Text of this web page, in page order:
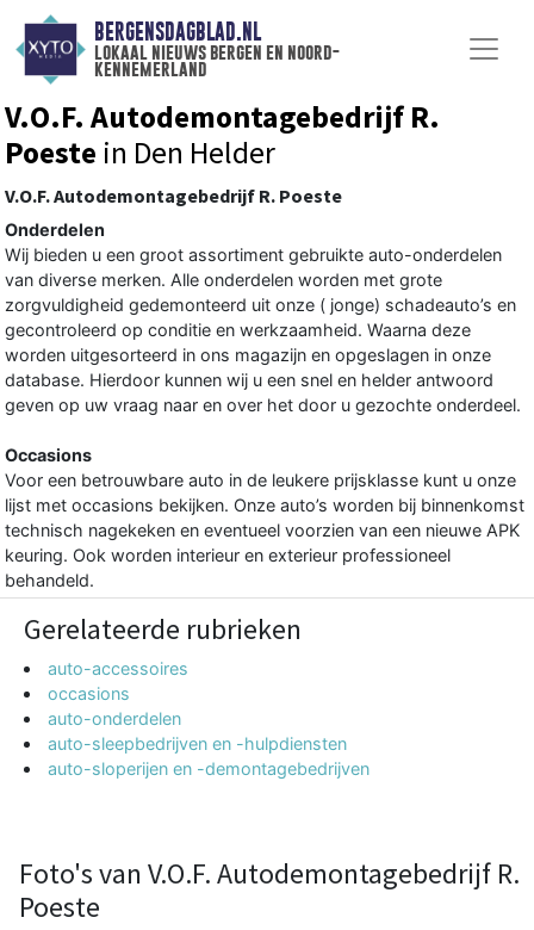
BERGENSDAGBLAD.NL
lokaal nieuws bergen en noord-
kennemerland
V.O.F. Autodemontagebedrijf R.
Poeste in Den Helder
V.O.F. Autodemontagebedrijf R. Poeste
Onderdelen
Wij bieden u een groot assortiment gebruikte auto-onderdelen
van diverse merken. Alle onderdelen worden met grote
zorgvuldigheid gedemonteerd uit onze ( jonge) schadeauto’s en
gecontroleerd op conditie en werkzaamheid. Waarna deze
worden uitgesorteerd in ons magazijn en opgeslagen in onze
database. Hierdoor kunnen wij u een snel en helder antwoord
geven op uw vraag naar en over het door u gezochte onderdeel.
Occasions
Voor een betrouwbare auto in de leukere prijsklasse kunt u onze
lijst met occasions bekijken. Onze auto’s worden bij binnenkomst
technisch nagekeken en eventueel voorzien van een nieuwe APK
keuring. Ook worden interieur en exterieur professioneel
behandeld.
Gerelateerde rubrieken
auto-accessoires
occasions
auto-onderdelen
auto-sleepbedrijven en -hulpdiensten
auto-sloperijen en -demontagebedrijven
Foto's van V.O.F. Autodemontagebedrijf R.
Poeste